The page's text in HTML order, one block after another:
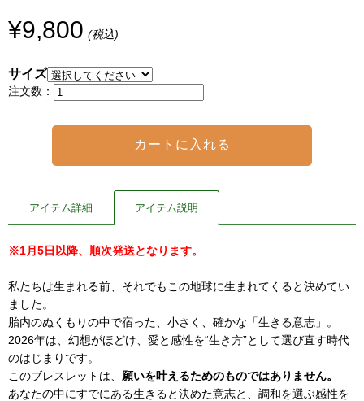
¥9,800 (税込)
サイズ
注文数：
アイテム詳細 アイテム説明
※1月5日以降、順次発送となります。
私たちは生まれる前、それでもこの地球に生まれてくると決めてい
ました。
胎内のぬくもりの中で宿った、小さく、確かな「生きる意志」。
2026年は、幻想がほどけ、愛と感性を“生き方”として選び直す時代
のはじまりです。
このブレスレットは、 願いを叶えるためのものではありません。
あなたの中にすでにある生きると決めた意志と、調和を選ぶ感性を